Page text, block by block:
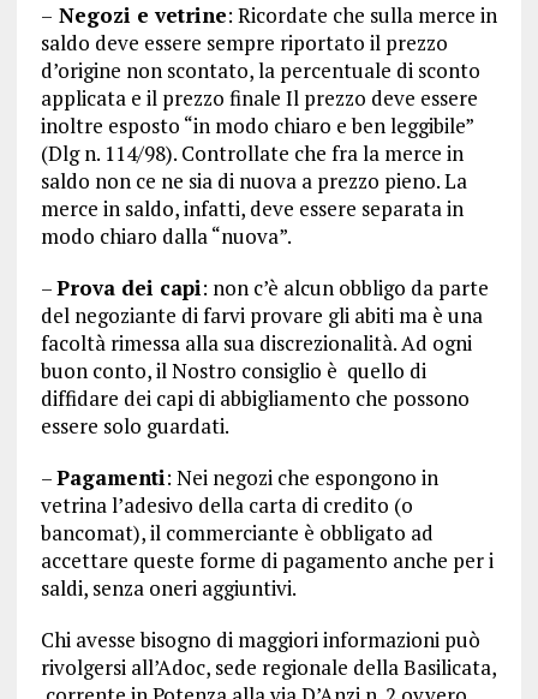
– Negozi e vetrine: Ricordate che sulla merce in
saldo deve essere sempre riportato il prezzo
d’origine non scontato, la percentuale di sconto
applicata e il prezzo finale Il prezzo deve essere
inoltre esposto “in modo chiaro e ben leggibile”
(Dlg n. 114/98). Controllate che fra la merce in
saldo non ce ne sia di nuova a prezzo pieno. La
merce in saldo, infatti, deve essere separata in
modo chiaro dalla “nuova”.
–Prova dei capi: non c’è alcun obbligo da parte
del negoziante di farvi provare gli abiti ma è una
facoltà rimessa alla sua discrezionalità. Ad ogni
buon conto, il Nostro consiglio è quello di
diffidare dei capi di abbigliamento che possono
essere solo guardati.
–Pagamenti: Nei negozi che espongono in
vetrina l’adesivo della carta di credito (o
bancomat), il commerciante è obbligato ad
accettare queste forme di pagamento anche per i
saldi, senza oneri aggiuntivi.
Chi avesse bisogno di maggiori informazioni può
rivolgersi all’Adoc, sede regionale della Basilicata,